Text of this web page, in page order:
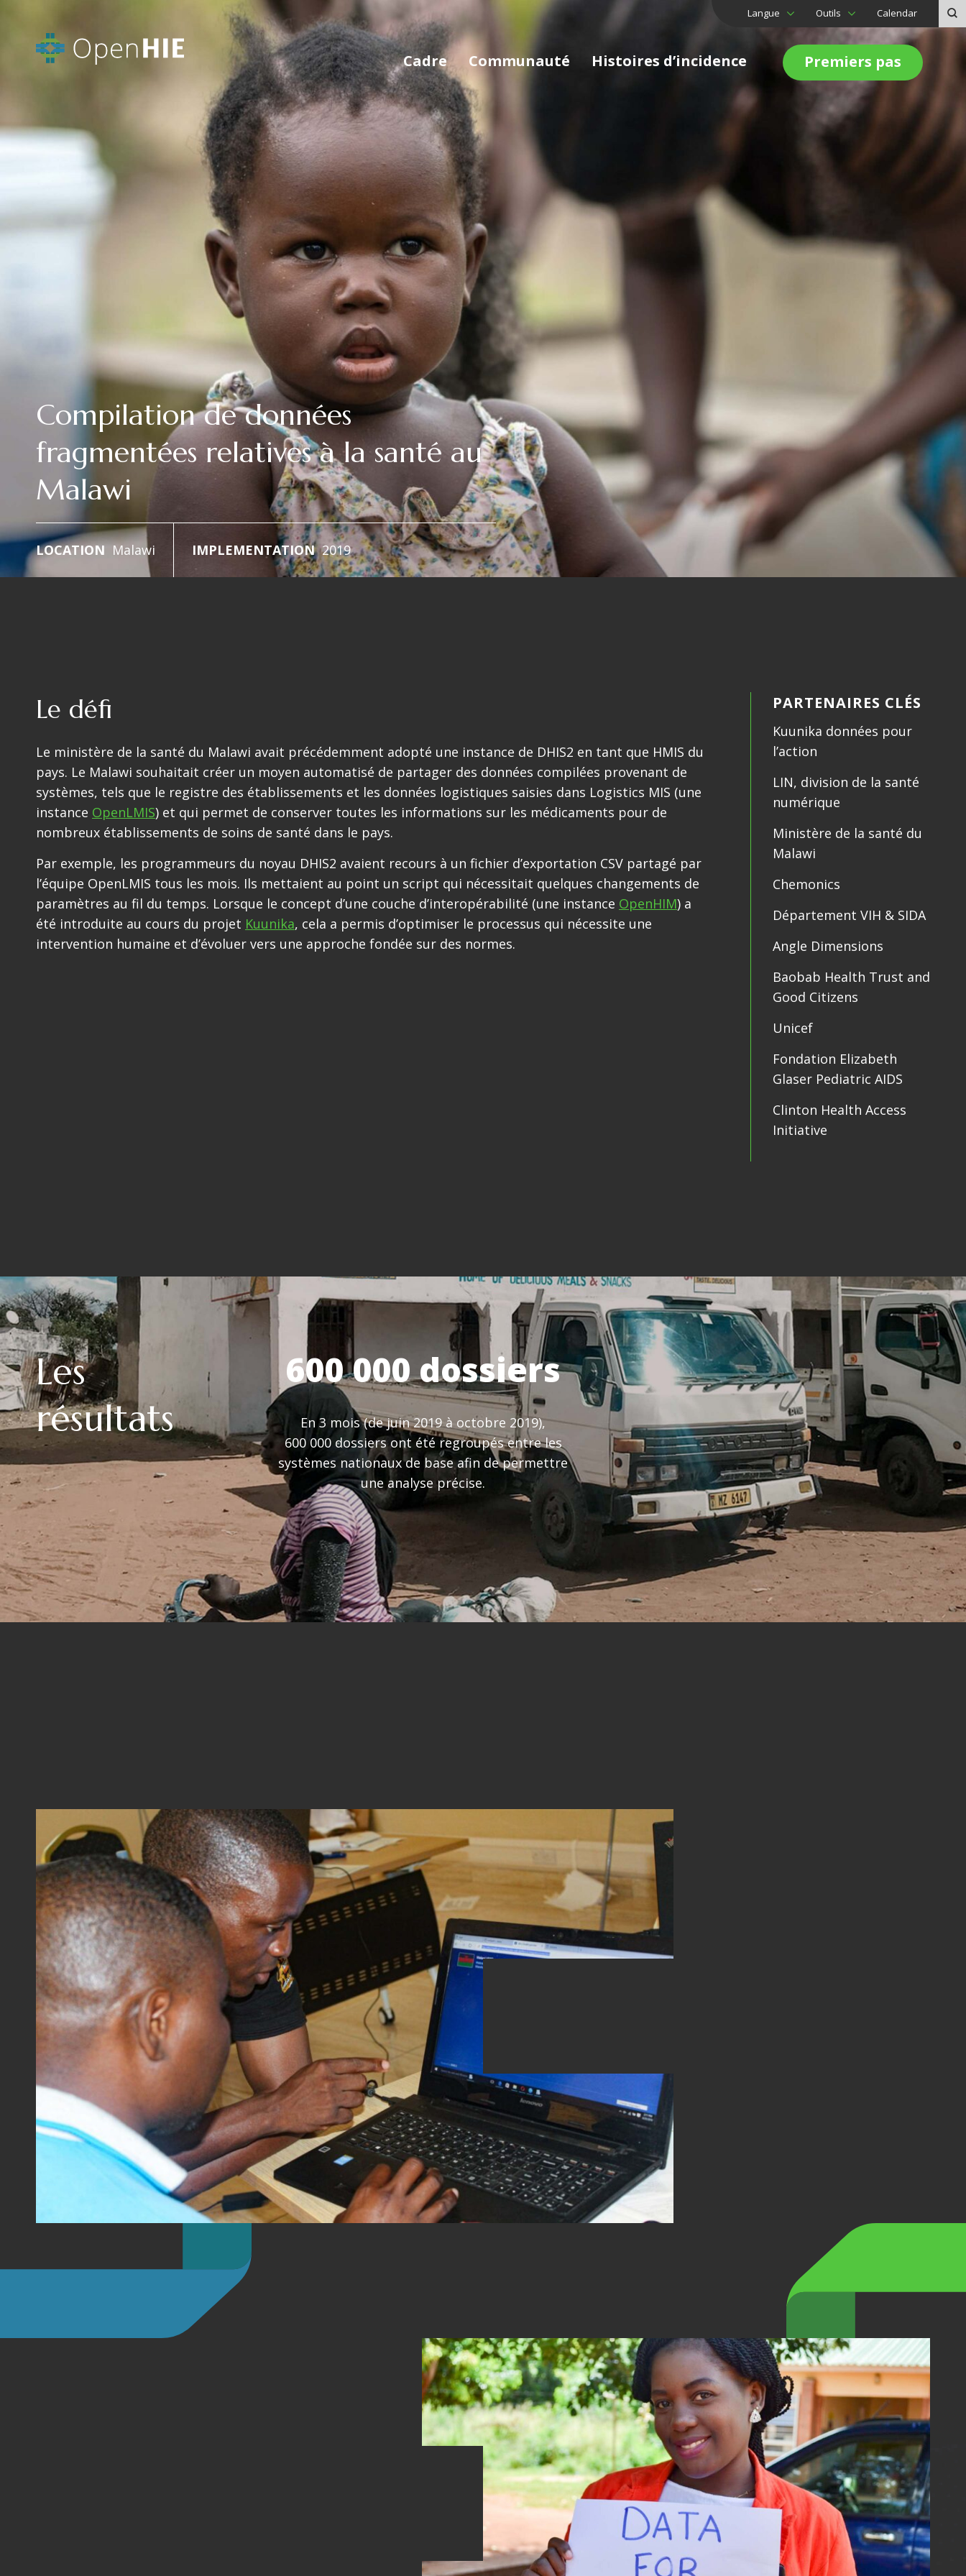
Langue Outils Calendar
Cadre Communauté Histoires d’incidence Premiers pas
Compilation de données
fragmentées relatives à la santé au
Malawi
LOCATION Malawi IMPLEMENTATION 2019
Le défi
Le ministère de la santé du Malawi avait précédemment adopté une instance de DHIS2 en tant que HMIS du
pays. Le Malawi souhaitait créer un moyen automatisé de partager des données compilées provenant de
systèmes, tels que le registre des établissements et les données logistiques saisies dans Logistics MIS (une
instance OpenLMIS) et qui permet de conserver toutes les informations sur les médicaments pour de
nombreux établissements de soins de santé dans le pays.
Par exemple, les programmeurs du noyau DHIS2 avaient recours à un fichier d’exportation CSV partagé par
l’équipe OpenLMIS tous les mois. Ils mettaient au point un script qui nécessitait quelques changements de
paramètres au fil du temps. Lorsque le concept d’une couche d’interopérabilité (une instance OpenHIM) a
été introduite au cours du projet Kuunika, cela a permis d’optimiser le processus qui nécessite une
intervention humaine et d’évoluer vers une approche fondée sur des normes.
PARTENAIRES CLÉS
Kuunika données pour
l’action
LIN, division de la santé
numérique
Ministère de la santé du
Malawi
Chemonics
Département VIH & SIDA
Angle Dimensions
Baobab Health Trust and
Good Citizens
Unicef
Fondation Elizabeth
Glaser Pediatric AIDS
Clinton Health Access
Initiative
Les
résultats
600 000 dossiers
En 3 mois (de juin 2019 à octobre 2019),
600 000 dossiers ont été regroupés entre les
systèmes nationaux de base afin de permettre
une analyse précise.